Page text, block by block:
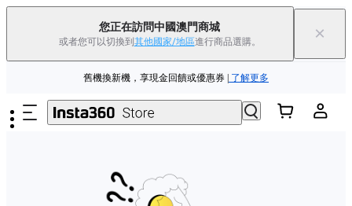
您正在訪問中國澳門商城
或者您可以切換到 其他國家/地區進行商品選購。 ×
Insta360 Luna Ultra |現已上市| 免運費
舊機換新機，享現金回饋或優惠券 了解更多
Insta360 Luna Ultra | | 免運費